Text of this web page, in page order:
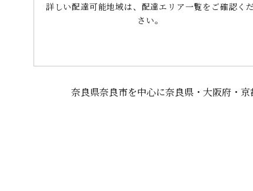
詳しい配達可能地域は、配達エリア一覧をご確認くだ
さい。
奈良県奈良市を中心に奈良県・大阪府・京